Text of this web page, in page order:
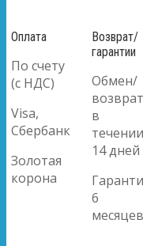
Оплата
По счету
(с НДС)
Visa,
Сбербанк
Золотая
корона
Возврат/
гарантии
Обмен/
возврат
в
течении
14 дней
6
месяцев